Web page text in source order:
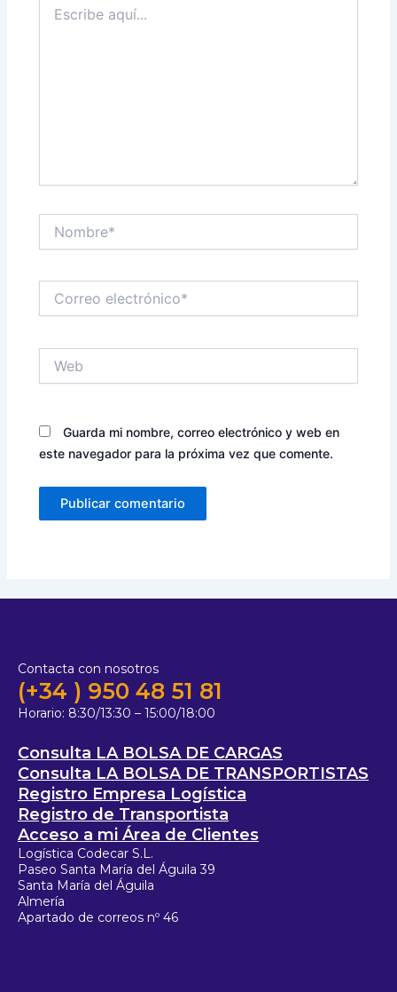
aquí...
electrónico*
Guarda mi nombre, correo electrónico y web en
este navegador para la próxima vez que comente.
Contacta con nosotros
(+34 ) 950 48 51 81
Horario: 8:30/13:30 – 15:00/18:00
Consulta LA BOLSA DE CARGAS
Consulta LA BOLSA DE TRANSPORTISTAS
Registro Empresa Logística
Registro de Transportista
Acceso a mi Área de Clientes
Logística Codecar S.L.
Paseo Santa María del Águila 39
Santa María del Águila
Almería
Apartado de correos nº 46